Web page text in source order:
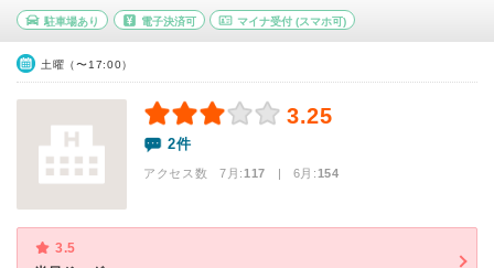
駐車場あり 電子決済可 マイナ受付 (スマホ可)
土曜（〜17:00）
3.25
2件
アクセス数 7月:117 | 6月:154
3.5